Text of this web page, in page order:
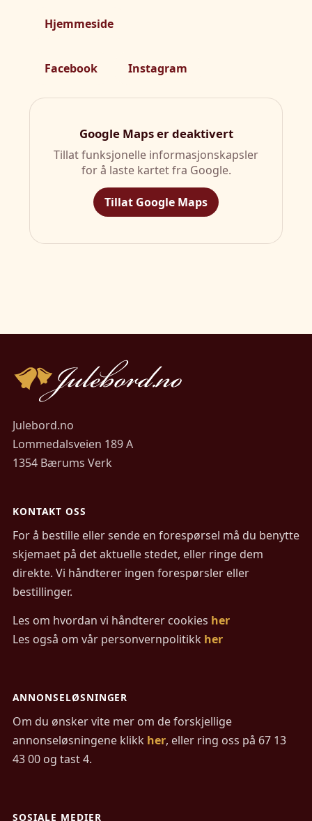
Hjemmeside
Facebook Instagram
Google Maps er deaktivert
Tillat funksjonelle informasjonskapsler
for å laste kartet fra Google.
Tillat Google Maps
Julebord.no
Lommedalsveien 189 A
1354 Bærums Verk
KONTAKT OSS
For å bestille eller sende en forespørsel må du benytte
skjemaet på det aktuelle stedet, eller ringe dem
direkte. Vi håndterer ingen forespørsler eller
bestillinger.
Les om hvordan vi håndterer cookies her
Les også om vår personvernpolitikk her
ANNONSELØSNINGER
Om du ønsker vite mer om de forskjellige
annonseløsningene klikk her, eller ring oss på 67 13
43 00 og tast 4.
SOSIALE MEDIER